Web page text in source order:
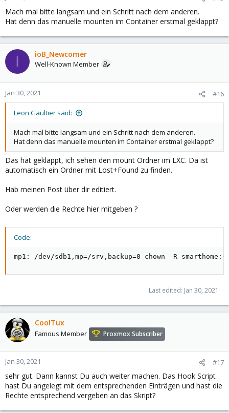
Mach mal bitte langsam und ein Schritt nach dem anderen.
Hat denn das manuelle mounten im Container erstmal geklappt?
I ioB_Newcomer
Well-Known Member
Jan 30, 2021 #16
Leon Gaultier said:
Mach mal bitte langsam und ein Schritt nach dem anderen.
Hat denn das manuelle mounten im Container erstmal geklappt?
Das hat geklappt, ich sehen den mount Ordner im LXC. Da ist
automatisch ein Ordner mit Lost+Found zu finden.
Hab meinen Post über dir editiert.
Oder werden die Rechte hier mitgeben ?
Code:
mp1: /dev/sdb1,mp=/srv,backup=0 chown -R
Last edited: Jan 30, 2021
CoolTux
Famous Member Proxmox Subscriber
Jan 30, 2021 #17
sehr gut. Dann kannst Du auch weiter machen. Das Hook Script
hast Du angelegt mit dem entsprechenden Einträgen und hast die
Rechte entsprechend vergeben an das Skript?